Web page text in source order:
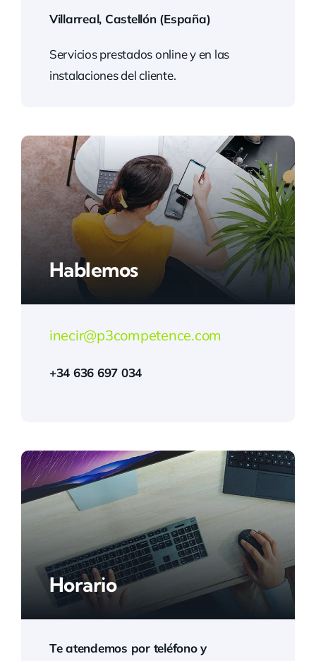
Villarreal, Castellón (España)
Servicios prestados online y en las
instalaciones del cliente.
Hablemos
inecir@p3competence.com
+34 636 697 034
Horario
Te atendemos por teléfono y